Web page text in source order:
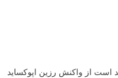
است از واکنش رزین اپوکساید